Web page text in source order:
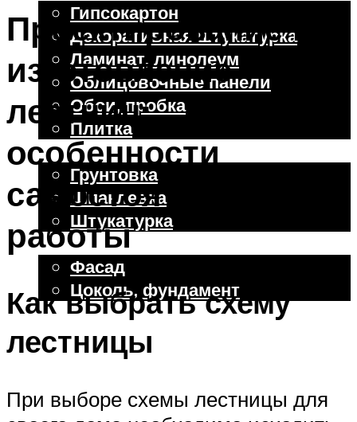
Гипсокартон
Декоративная штукатурка
Ламинат, линолеум
Облицовочные панели
Обои, пробка
Плитка
Отделочные работы
Грунтовка
Шпаклевка
Штукатурка
Внешняя отделка
Фасад
Цоколь, фундамент
Меню
Проектирование и
изготовление
лестниц:
особенности
самостоятельной
работы
Как выбрать схему
лестницы
При выборе схемы лестницы для